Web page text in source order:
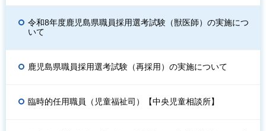
令和8年度鹿児島県職員採用選考試験（獣医師）の実施につ
いて
鹿児島県職員採用選考試験（再採用）の実施について
臨時的任用職員（児童福祉司）【中央児童相談所】